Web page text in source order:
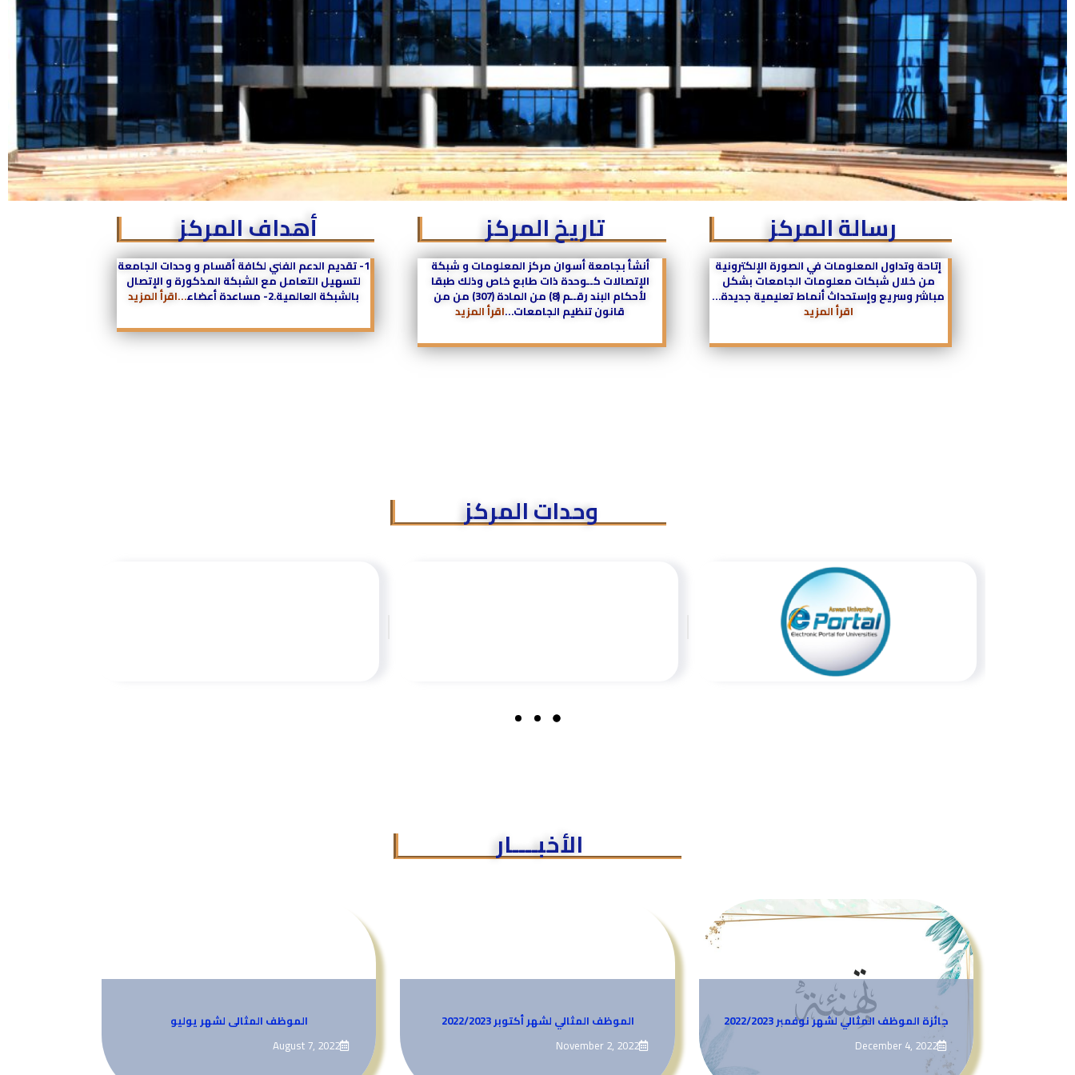
أهداف المركز
1- تقديم الدعم الفني لكافة أقسام و وحدات الجامعة
لتسهيل التعامل مع الشبكة المذكورة و الإتصال
بالشبكة العالمية.2- مساعدة أعضاء …اقرأ المزيد
تاريخ المركز
أنشأ بجامعة أسوان مركز المعلومات و شبكة
الإتصالات كــوحدة ذات طابع خاص وذلك طبقا
لأحكام البند رقــم (8) من المادة (307) من من
قانون تنظيم الجامعات…اقرأ المزيد
رسالة المركز
إتاحة وتداول المعلومات في الصورة الإلكترونية
من خلال شبكات معلومات الجامعات بشكل
مباشر وسريع وإستحداث أنماط تعليمية جديدة…
اقرأ المزيد
وحدات المركز
الأخبــــار
جائزة الموظف المثالي لشهر نوفمبر 2022/2023
December 4, 2022
الموظف المثالي لشهر أكتوبر 2022/2023
November 2, 2022
الموظف المثالى لشهر يوليو
August 7, 2022